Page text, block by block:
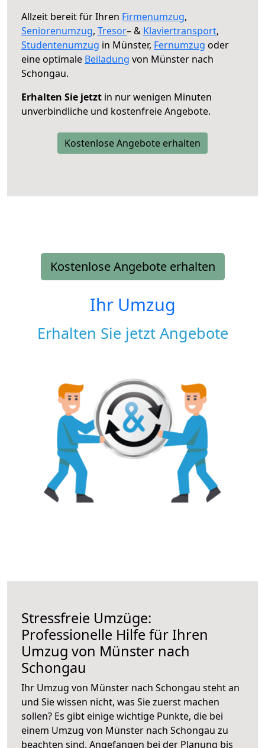
Allzeit bereit für Ihren Firmenumzug,
Seniorenumzug, Tresor– & Klaviertransport,
Studentenumzug in Münster, Fernumzug oder
eine optimale Beiladung von Münster nach
Schongau.
Erhalten Sie jetzt in nur wenigen Minuten
unverbindliche und kostenfreie Angebote.
Kostenlose Angebote erhalten
Kostenlose Angebote erhalten
Ihr Umzug
Erhalten Sie jetzt Angebote
Stressfreie Umzüge:
Professionelle Hilfe für Ihren
Umzug von Münster nach
Schongau
Ihr Umzug von Münster nach Schongau steht an
und Sie wissen nicht, was Sie zuerst machen
sollen? Es gibt einige wichtige Punkte, die bei
einem Umzug von Münster nach Schongau zu
beachten sind. Angefangen bei der Planung bis